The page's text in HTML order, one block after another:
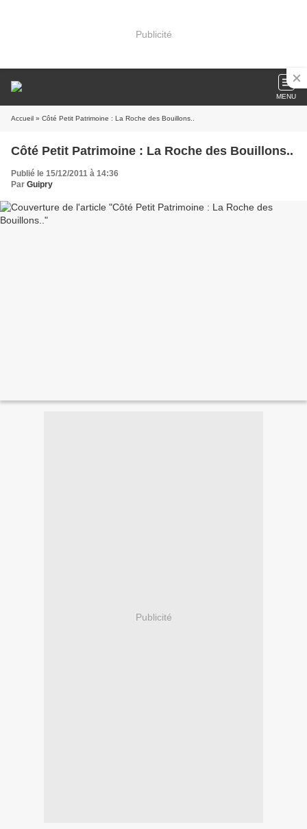
Publicité
MENU
Accueil » Côté Petit Patrimoine : La Roche des Bouillons..
Côté Petit Patrimoine : La Roche des Bouillons..
Publié le 15/12/2011 à 14:36
Par Guipry
Publicité